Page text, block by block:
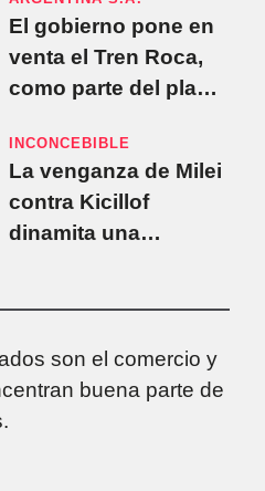
El gobierno pone en
venta el Tren Roca,
como parte del plan
empresas públicas
INCONCEBIBLE
La venganza de Milei
contra Kicillof
dinamita una
son el comercio y
buena parte de